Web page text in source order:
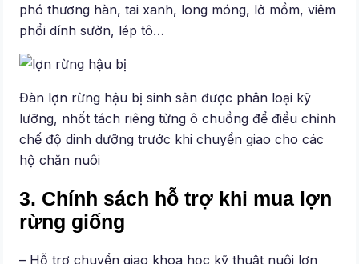
phó thương hàn, tai xanh, long móng, lở mồm, viêm
phổi dính sườn, lép tô…
Đàn lợn rừng hậu bị sinh sản được phân loại kỹ
lưỡng, nhốt tách riêng từng ô chuồng để điều chỉnh
chế độ dinh dưỡng trước khi chuyển giao cho các
hộ chăn nuôi
3. Chính sách hỗ trợ khi mua lợn
rừng giống
– Hỗ trợ chuyển giao khoa học kỹ thuật nuôi lợn